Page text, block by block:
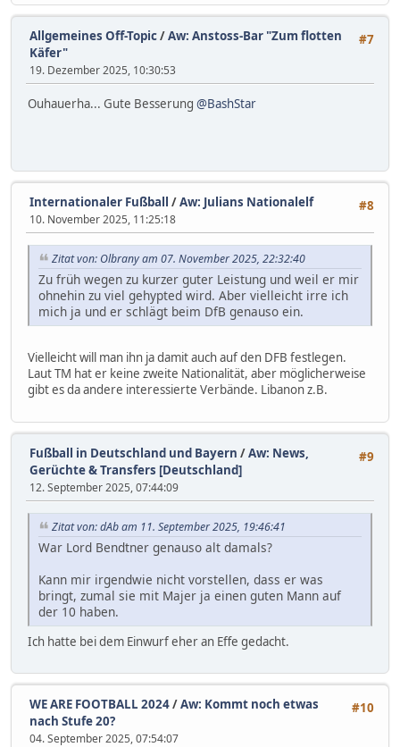
#7
Allgemeines Off-Topic/Aw: Anstoss-Bar "Zum flotten
Käfer"
19. Dezember 2025, 10:30:53
Ouhauerha... Gute Besserung @BashStar
#8
Internationaler Fußball /Aw: Julians Nationalelf
10. November 2025, 11:25:18
Zitat von: Olbrany am 07. November 2025, 22:32:40
Zu früh wegen zu kurzer guter Leistung und weil er mir
ohnehin zu viel gehypted wird. Aber vielleicht irre ich
mich ja und er schlägt beim DfB genauso ein.
Vielleicht will man ihn ja damit auch auf den DFB festlegen.
Laut TM hat er keine zweite Nationalität, aber möglicherweise
gibt es da andere interessierte Verbände. Libanon z.B.
#9
Fußball in Deutschland und Bayern /Aw: News,
Gerüchte & Transfers [Deutschland]
12. September 2025, 07:44:09
Zitat von: dAb am 11. September 2025, 19:46:41
War Lord Bendtner genauso alt damals?
Kann mir irgendwie nicht vorstellen, dass er was
bringt, zumal sie mit Majer ja einen guten Mann auf
der 10 haben.
Ich hatte bei dem Einwurf eher an Effe gedacht.
#10
WE ARE FOOTBALL 2024/Aw: Kommt noch etwas
nach Stufe 20?
04. September 2025, 07:54:07